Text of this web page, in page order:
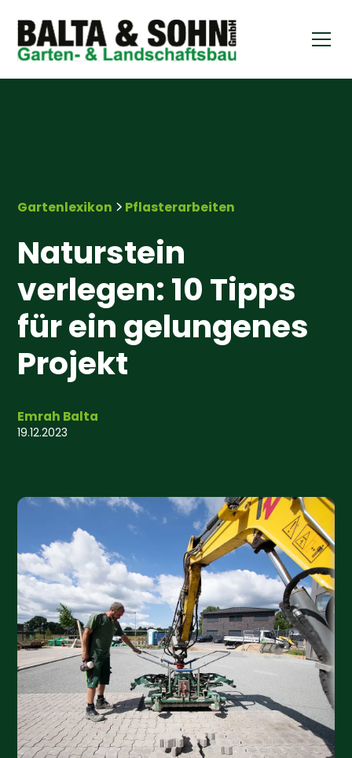
Gartenlexikon Pflasterarbeiten
Naturstein
verlegen: 10 Tipps
für ein gelungenes
Projekt
Emrah Balta
19.12.2023